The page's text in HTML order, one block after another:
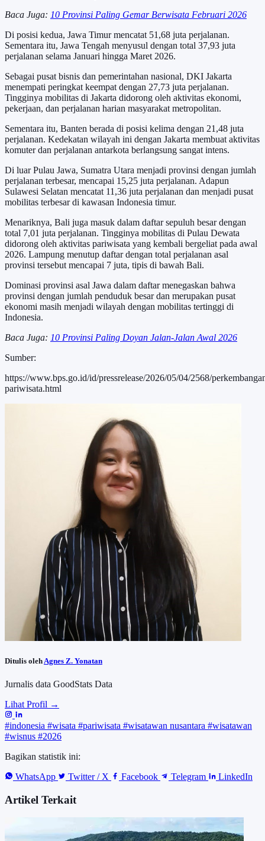
Baca Juga: 10 Provinsi Paling Gemar Berwisata Februari 2026
Di posisi kedua, Jawa Timur mencatat 51,68 juta perjalanan.
Sementara itu, Jawa Tengah menyusul dengan total 37,93 juta
perjalanan selama Januari hingga Maret 2026.
Sebagai pusat bisnis dan pemerintahan nasional, DKI Jakarta
menempati peringkat keempat dengan 27,73 juta perjalanan.
Tingginya mobilitas di Jakarta didorong oleh aktivitas ekonomi,
pekerjaan, dan perjalanan harian masyarakat metropolitan.
Sementara itu, Banten berada di posisi kelima dengan 21,48 juta
perjalanan. Kedekatan wilayah ini dengan Jakarta membuat aktivitas
komuter dan perjalanan antarkota berlangsung sangat intens.
Di luar Pulau Jawa, Sumatra Utara menjadi provinsi dengan jumlah
perjalanan terbesar, mencapai 15,25 juta perjalanan. Adapun
Sulawesi Selatan mencatat 11,36 juta perjalanan dan menjadi pusat
mobilitas terbesar di kawasan Indonesia timur.
Menariknya, Bali juga masuk dalam daftar sepuluh besar dengan
total 7,01 juta perjalanan. Tingginya mobilitas di Pulau Dewata
didorong oleh aktivitas pariwisata yang kembali bergeliat pada awal
2026. Lampung menutup daftar dengan total perjalanan asal
provinsi tersebut mencapai 7 juta, tipis di bawah Bali.
Dominasi provinsi asal Jawa dalam daftar menegaskan bahwa
provinsi dengan jumlah penduduk besar dan merupakan pusat
ekonomi masih menjadi wilayah dengan mobilitas tertinggi di
Indonesia.
Baca Juga: 10 Provinsi Paling Doyan Jalan-Jalan Awal 2026
Sumber:
https://www.bps.go.id/id/pressrelease/2026/05/04/2568/
pariwisata.html
Ditulis oleh Agnes Z. Yonatan
Jurnalis data GoodStats Data
Lihat Profil →
#indonesia #wisata #pariwisata #wisatawan nusantara #wisatawan
#wisnus #2026
Bagikan statistik ini:
WhatsApp
Twitter / X Facebook Telegram LinkedIn
Artikel Terkait